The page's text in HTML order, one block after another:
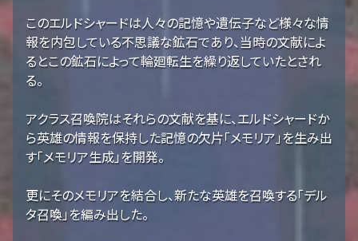
このエルドシャードは人々の記憶や遺伝子など様々な情
報を内包している不思議な鉱石であり、当時の文献によ
るとこの鉱石によって輪廻転生を繰り返していたとされ
る。
アクラス召喚院はそれらの文献を基に、エルドシャードか
ら英雄の情報を保持した記憶の欠片「メモリア」を生み出
す「メモリア生成」を開発。
更にそのメモリアを結合し、新たな英雄を召喚する「デル
タ召喚」を編み出した。